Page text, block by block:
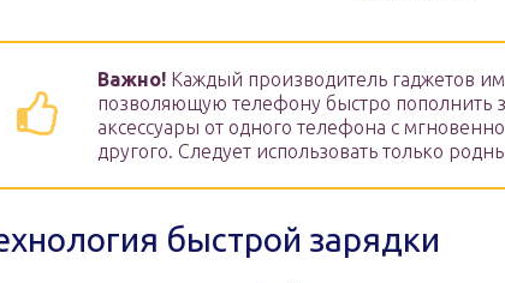
Важно! Каждый производитель гаджетов
позволяющую телефону быстро пополнить
аксессуары от одного телефона с
другого. Следует использовать только
быстрой зарядки